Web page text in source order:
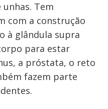
Tem
com a construção
à glândula supra
para estar
a próstata, o reto
fazem parte